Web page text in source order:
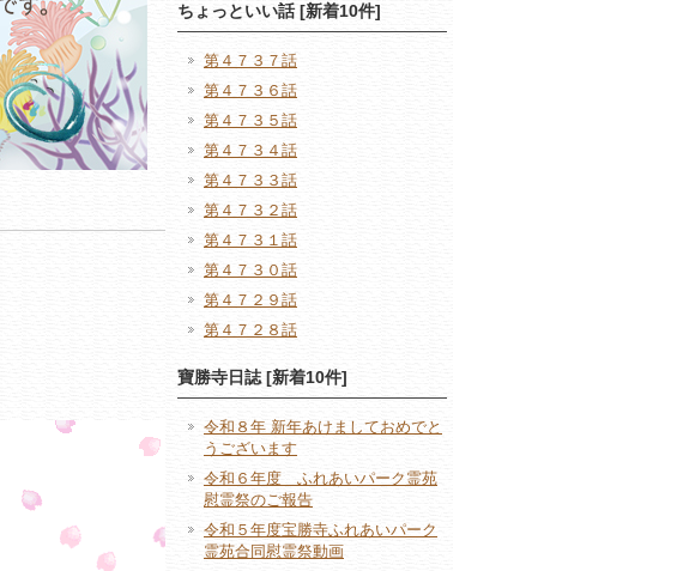
ちょっといい話 [新着10件]
第４７３７話
第４７３６話
第４７３５話
第４７３４話
第４７３３話
第４７３２話
第４７３１話
第４７３０話
第４７２９話
第４７２８話
寶勝寺日誌 [新着10件]
令和８年 新年あけましておめでと
うございます
令和６年度 ふれあいパーク霊苑
慰霊祭のご報告
令和５年度宝勝寺ふれあいパーク
霊苑合同慰霊祭動画